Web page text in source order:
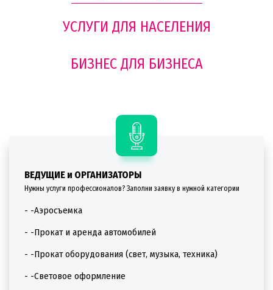
УСЛУГИ ДЛЯ НАСЕЛЕНИЯ
БИЗНЕС ДЛЯ БИЗНЕСА
ВЕДУЩИЕ и ОРГАНИЗАТОРЫ
Нужны услуги профессионалов? Заполни заявку в нужной категории
- -Аэросъемка
- -Прокат и аренда автомобилей
- -Прокат оборудования (свет, музыка, техника)
- -Световое оформление